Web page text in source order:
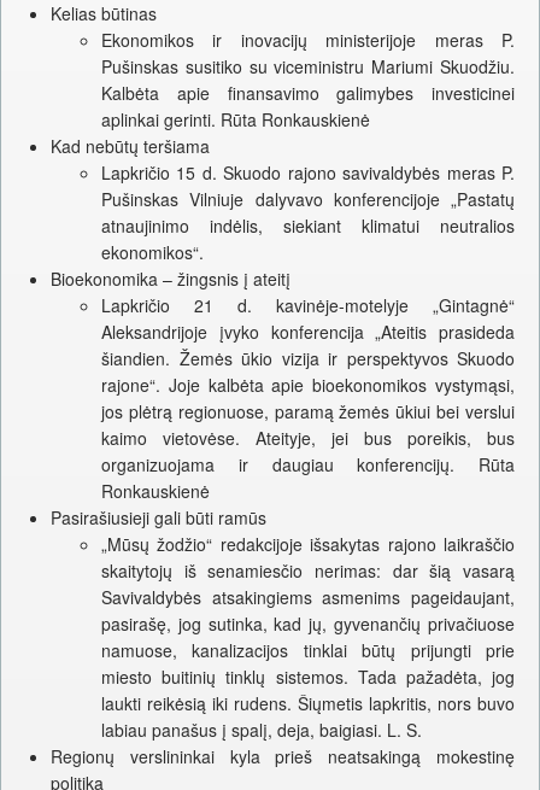
Kelias būtinas
Ekonomikos ir inovacijų ministerijoje meras P.
Pušinskas susitiko su viceministru Mariumi Skuodžiu.
Kalbėta apie finansavimo galimybes investicinei
aplinkai gerinti. Rūta Ronkauskienė
Kad nebūtų teršiama
Lapkričio 15 d. Skuodo rajono savivaldybės meras P.
Pušinskas Vilniuje dalyvavo konferencijoje „Pastatų
atnaujinimo indėlis, siekiant klimatui neutralios
ekonomikos“.
Bioekonomika – žingsnis į ateitį
Lapkričio 21 d. kavinėje-motelyje „Gintagnė“
Aleksandrijoje įvyko konferencija „Ateitis prasideda
šiandien. Žemės ūkio vizija ir perspektyvos Skuodo
rajone“. Joje kalbėta apie bioekonomikos vystymąsi,
jos plėtrą regionuose, paramą žemės ūkiui bei verslui
kaimo vietovėse. Ateityje, jei bus poreikis, bus
organizuojama ir daugiau konferencijų. Rūta
Ronkauskienė
Pasirašiusieji gali būti ramūs
„Mūsų žodžio“ redakcijoje išsakytas rajono laikraščio
skaitytojų iš senamiesčio nerimas: dar šią vasarą
Savivaldybės atsakingiems asmenims pageidaujant,
pasirašę, jog sutinka, kad jų, gyvenančių privačiuose
namuose, kanalizacijos tinklai būtų prijungti prie
miesto buitinių tinklų sistemos. Tada pažadėta, jog
laukti reikėsią iki rudens. Šiųmetis lapkritis, nors buvo
labiau panašus į spalį, deja, baigiasi. L. S.
Regionų verslininkai kyla prieš neatsakingą mokestinę
politiką